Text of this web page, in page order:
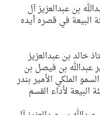
بن عبدالعزيز آل
في قصره أيده
خالد بن عبدالعزيز
عبدالله بن فيصل بن
الملكي الأمير بندر
لأداء القسم